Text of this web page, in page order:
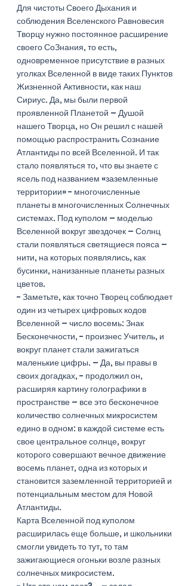
Для чистоты Своего Дыхания и
соблюдения Вселенского Равновесия
Творцу нужно постоянное расширение
своего СоЗнания, то есть,
одновременное присутствие в разных
уголках Вселенной в виде таких Пунктов
Жизненной Активности, как наш
Сириус. Да, мы были первой
проявленной Планетой – Душой
нашего Творца, но Он решил с нашей
помощью распространить Сознание
Атлантиды по всей Вселенной. И так
стало появляться то, что вы знаете с
ясель под названием «заземленные
территории» - многочисленные
планеты в многочисленных Солнечных
системах. Под куполом – моделью
Вселенной вокруг звездочек – Солнц
стали появляться светящиеся пояса –
нити, на которых появлялись, как
бусинки, нанизанные планеты разных
цветов.
- Заметьте, как точно Творец соблюдает
один из четырех цифровых кодов
Вселенной – число восемь: Знак
Бесконечности, - произнес Учитель, и
вокруг планет стали зажигаться
маленькие цифры. – Да, вы правы в
своих догадках, - продолжил он,
расширяя картину голографики в
пространстве – все это бесконечное
количество солнечных микросистем
едино в одном: в каждой системе есть
свое центральное солнце, вокруг
которого совершают вечное движение
восемь планет, одна из которых и
становится заземленной территорией и
потенциальным местом для Новой
Атлантиды.
Карта Вселенной под куполом
расширилась еще больше, и школьники
смогли увидеть то тут, то там
зажигающиеся огоньки возле разных
солнечных микросистем.